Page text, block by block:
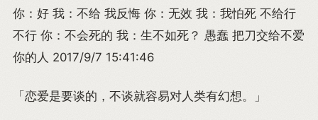
你：好 我：不给 我反悔 你：无效 我：我怕死 不给行
不行 你：不会死的 我：生不如死？ 愚蠢 把刀交给不爱
你的人 2017/9/7 15:41:46
「恋爱是要谈的，不谈就容易对人类有幻想。」